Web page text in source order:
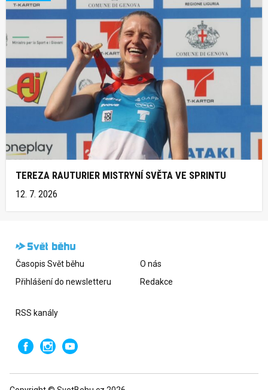
TEREZA RAUTURIER MISTRYNÍ SVĚTA VE SPRINTU
12. 7. 2026
Časopis Svět běhu
Přihlášení do newsletteru
O nás
Redakce
RSS kanály